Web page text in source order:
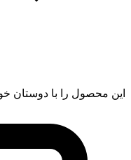
این محصول را با دوستان